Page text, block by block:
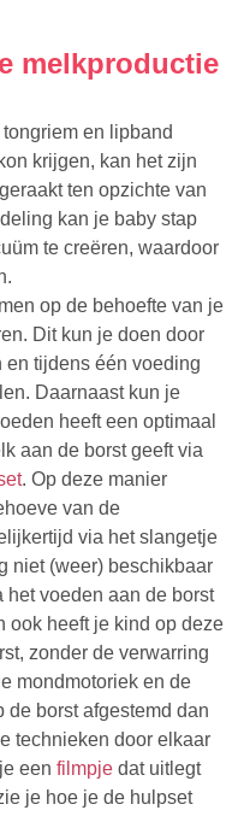
melkproductie
en lipband
krijgen, kan het zijn
ten opzichte van
kan je baby stap
te creëren, waardoor
op de behoefte van je
Dit kun je doen door
en tijdens één voeding
Daarnaast kun je
heeft een optimaal
aan de borst geeft via
. Op deze manier
van de
via het slangetje
niet (weer) beschikbaar
het voeden aan de borst
ook heeft je kind op deze
zonder de verwarring
mondmotoriek en de
borst afgestemd dan
technieken door elkaar
een filmpje dat uitlegt
je hoe je de hulpset